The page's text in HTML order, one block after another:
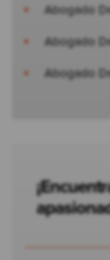
Abogado
Abogado
Abogado